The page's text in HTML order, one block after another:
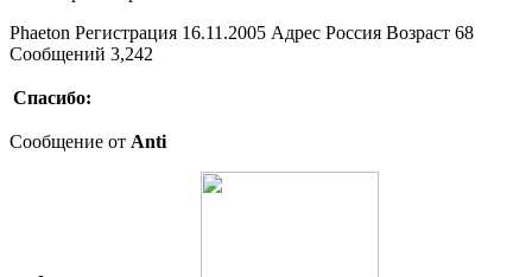
Phaeton Регистрация 16.11.2005 Адрес Россия Возраст 68
Сообщений 3,242
Спасибо:
Сообщение от Anti